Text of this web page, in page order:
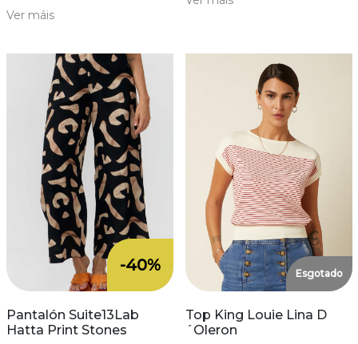
Ver máis
-40%
Pantalón Suite13Lab
Hatta Print Stones
Esgotado
Top King Louie Lina D
´Oleron